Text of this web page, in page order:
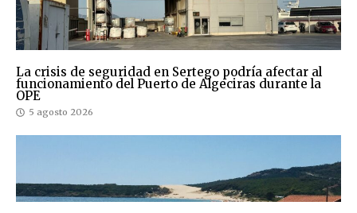
La crisis de seguridad en Sertego podría afectar al
funcionamiento del Puerto de Algeciras durante la
OPE
5 agosto 2026